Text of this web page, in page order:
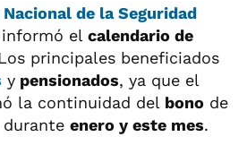
de la Seguridad
el calendario de
principales beneficiados
y pensionados, ya que el
la continuidad del bono de
enero y este mes.